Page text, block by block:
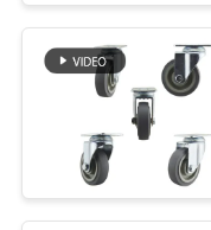
NÓS
EXCURSÃO
FÁBRICA